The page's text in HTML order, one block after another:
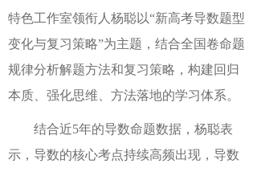
特色工作室领衔人 杨聪以“新高考导数题型
变化与复习策略”为主题，结合全国卷命题
规律分析解题方法和复习策略，构建回归
本质、强化思维、方法落地的学习体系。
结合近5年的导数命题数据， 杨聪表
示 ，导数的核心考点持续高频出现，导数